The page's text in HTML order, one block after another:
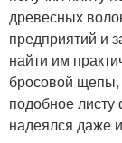
древесных
предприятий и
найти им
бросовой щепы,
подобное
надеялся даже